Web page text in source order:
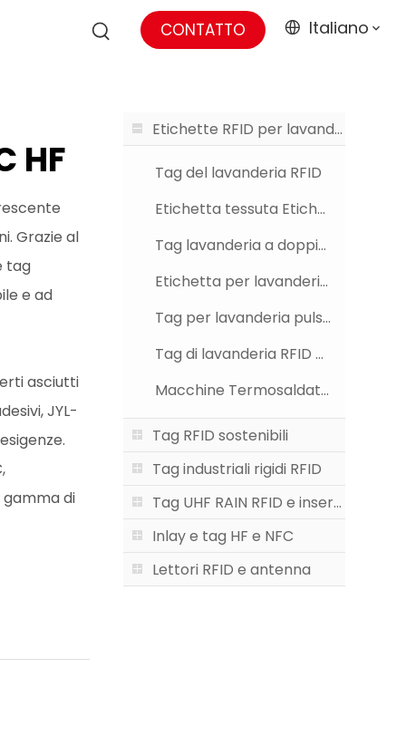
CONTATTO Italiano
HF
Grazie al
tag
e ad
asciutti
JYL-
gamma di
Etichette RFID per lavanderia
Tag del lavanderia RFID
Etichetta tessuta Etichetta per lavanderia RFID
Tag lavanderia a doppia frequenza
Etichetta per lavanderia RFID in silicone
Tag per lavanderia pulsante RFID
Tag di lavanderia RFID SEILAZIONE SATTO
Macchine Termosaldatrici
Tag RFID sostenibili
Tag industriali rigidi RFID
Tag UHF RAIN RFID e inserti UHF
Inlay e tag HF e NFC
Lettori RFID e antenna